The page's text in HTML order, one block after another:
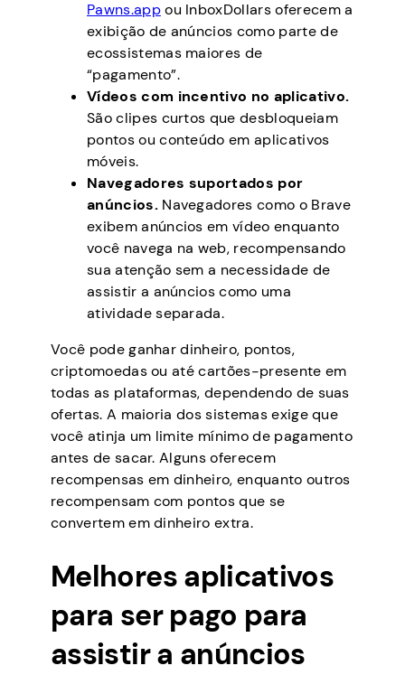
Pawns.appou InboxDollars oferecem a
exibição de anúncios como parte de
ecossistemas maiores de
“pagamento”.
Vídeos com incentivo no aplicativo.
São clipes curtos que desbloqueiam
pontos ou conteúdo em aplicativos
móveis.
Navegadores suportados por
anúncios.Navegadores como o Brave
exibem anúncios em vídeo enquanto
você navega na web, recompensando
sua atenção sem a necessidade de
assistir a anúncios como uma
atividade separada.
Você pode ganhar dinheiro, pontos,
criptomoedas ou até cartões-presente em
todas as plataformas, dependendo de suas
ofertas. A maioria dos sistemas exige que
você atinja um limite mínimo de pagamento
antes de sacar. Alguns oferecem
recompensas em dinheiro, enquanto outros
recompensam com pontos que se
convertem em dinheiro extra.
Melhores aplicativos
para ser pago para
assistir a anúncios